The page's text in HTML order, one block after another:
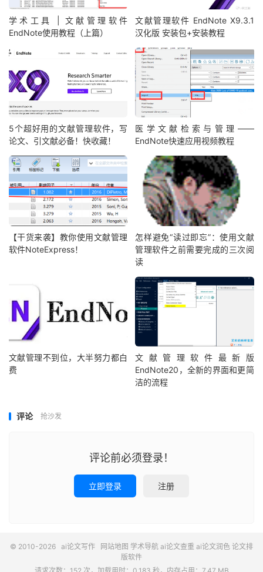
学术工具 | 文献管理软件
EndNote使用教程（上篇）
文献管理软件 EndNote X9.3.1
汉化版 安装包+安装教程
5个超好用的文献管理软件，写
论文、引文献必备！快收藏！
医学文献检索与管理——
EndNote快速应用视频教程
【干货来袭】教你使用文献管理
软件NoteExpress！
怎样避免“读过即忘”：使用文献
管理软件之前需要完成的三次阅
读
文献管理不到位，大半努力都白
费
文献管理软件最新版
EndNote20，全新的界面和更简
洁的流程
评论 抢沙发
评论前必须登录！
立即登录 注册
© 2010-2026 ai论文写作 网站地图 学术导航 ai论文查重 ai论文润色 论文排
版软件